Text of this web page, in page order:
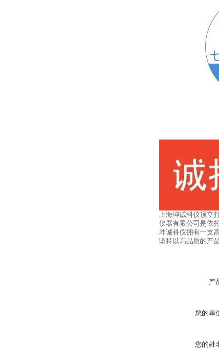
上海坤诚科仪顶立
仪器有限公司是依
坤诚科仪拥有一支
坚持以高品质的产
产
您的单
您的姓